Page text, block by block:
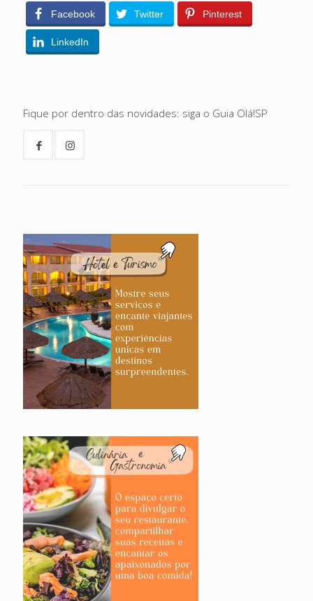
Facebook Twitter Pinterest
LinkedIn
Fique por dentro das novidades: siga o Guia Olá!SP